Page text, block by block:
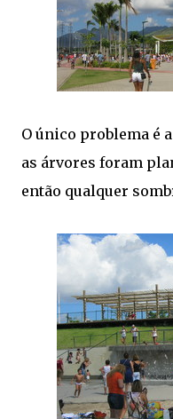
O único problema é
as árvores foram
então qualquer